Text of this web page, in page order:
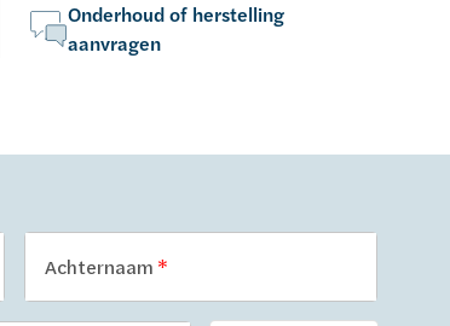
Onderhoud of herstelling
aanvragen
Achternaam